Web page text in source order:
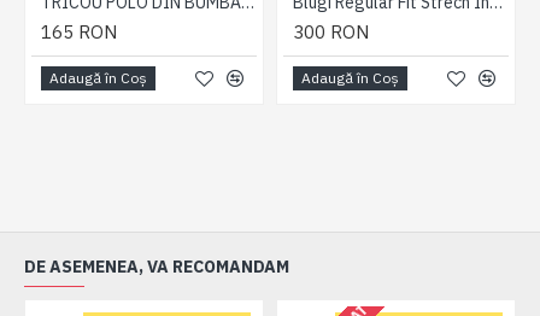
165 RON
Adaugă în Coş
300 RON
Adaugă în Coş
DE ASEMENEA, VA RECOMANDAM